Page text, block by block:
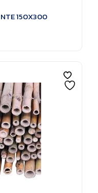
150X300